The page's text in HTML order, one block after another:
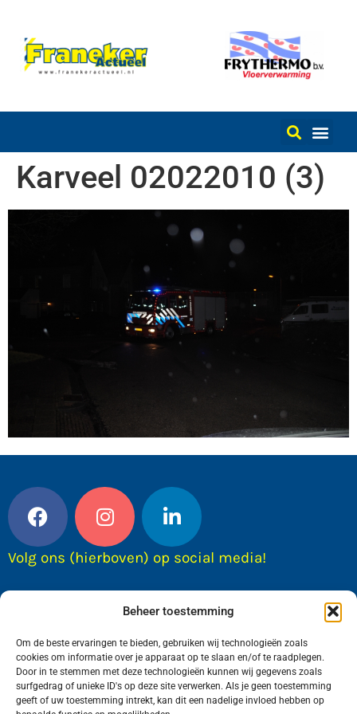
Beheer toestemming
Om de beste ervaringen te bieden, gebruiken wij technologieën zoals
cookies om informatie over je apparaat op te slaan en/of te raadplegen.
Door in te stemmen met deze technologieën kunnen wij gegevens zoals
surfgedrag of unieke ID's op deze site verwerken. Als je geen toestemming
geeft of uw toestemming intrekt, kan dit een nadelige invloed hebben op
Karveel 02022010 (3)
Volg ons (hierboven) op social media!